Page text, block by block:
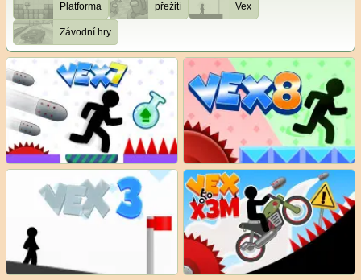
Platforma přežití Vex
Závodní hry